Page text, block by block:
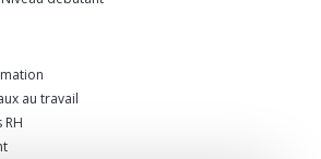
au travail